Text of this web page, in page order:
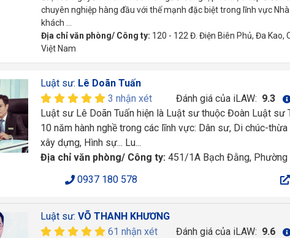
chuyên nghiệp hàng đầu với thế mạnh đặc biệt trong lĩnh vực
khách ...
Địa chỉ văn phòng/ Công ty: 120 - 122 Đ. Điện Biên Phủ, Đa Kao,
Việt Nam
Luật sư: Lê Doãn Tuấn
3 nhận xét
Đánh giá của iLAW: 9.3
Luật sư Lê Doãn Tuấn hiện là Luật sư thuộc Đoàn Luật sư
10 năm hành nghề trong các lĩnh vực: Dân sư, Di chúc-
xây dựng, Hình sự... Lu...
Địa chỉ văn phòng/ Công ty: 451/1A Bạch Đằng, Phường
0937 180 578
Luật sư: VÕ THANH KHƯƠNG
61 nhận xét
Đánh giá của iLAW: 9.6